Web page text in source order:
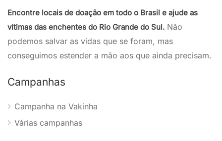
Encontre locais de doação em todo o Brasil e ajude as
vítimas das enchentes do Rio Grande do Sul. Não
podemos salvar as vidas que se foram, mas
conseguimos estender a mão aos que ainda precisam.
Campanhas
Campanha na Vakinha
Várias campanhas